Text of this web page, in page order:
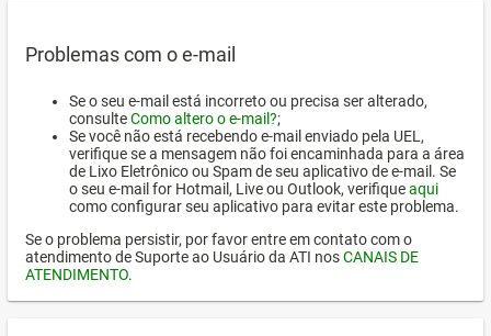
Problemas com o e-mail
Se o seu e-mail está incorreto ou precisa ser alterado,
consulteComo altero o e-mail?;
Se você não está recebendo e-mail enviado pela UEL,
verifique se a mensagem não foi encaminhada para a área
de Lixo Eletrônico ou Spam de seu aplicativo de e-mail. Se
o seu e-mail for Hotmail, Live ou Outlook, verifiqueaqui
como configurar seu aplicativo para evitar este problema.
Se o problema persistir, por favor entre em contato com o
atendimento de Suporte ao Usuário da ATI nosCANAIS DE
ATENDIMENTO.